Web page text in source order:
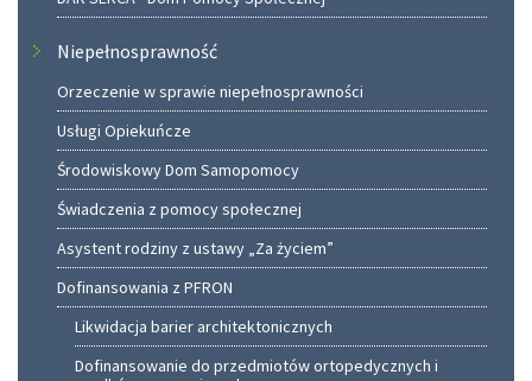
Niepełnosprawność
Orzeczenie w sprawie niepełnosprawności
Usługi Opiekuńcze
Środowiskowy Dom Samopomocy
Świadczenia z pomocy społecznej
Asystent rodziny z ustawy „Za życiem”
Dofinansowania z PFRON
Likwidacja barier architektonicznych
Dofinansowanie do przedmiotów ortopedycznych i